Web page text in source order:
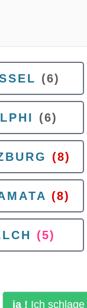
(6)
(6)
(8)
(8)
(5)
ja ! Ich